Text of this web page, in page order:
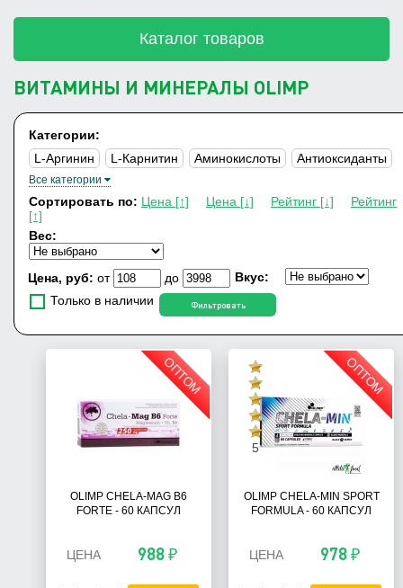
Каталог товаров
ВИТАМИНЫ И МИНЕРАЛЫ OLIMP
Категории:
L-Аргинин
L-Карнитин Аминокислоты
Антиоксиданты
ВСАА
Витамины и минералы
Для суставов и связок
Изотоник Креатин
Протеины
Специальные добавки
Все категории
Сортировать по: Цена [↑] Цена [↓] Рейтинг [↓]
Рейтинг
[↑]
Вес:
Цена, руб: от до
Вкус:
Только в наличии
Фильтровать
ОПТОМ
OLIMP CHELA-MAG B6
FORTE - 60 КАПСУЛ
ЦЕНА 988 ₽
ОПТОМ
5
OLIMP CHELA-MIN SPORT
FORMULA - 60 КАПСУЛ
ЦЕНА 978 ₽